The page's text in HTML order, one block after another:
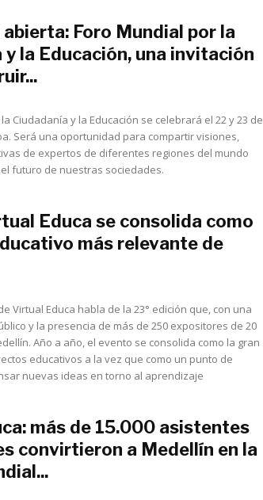
Foro Mundial por la
y la Educación, una invitación
Ciudadanía y la Educación se celebrará el 22 y 23 de
Será una oportunidad para compartir visiones,
de expertos de diferentes regiones del mundo
futuro de nuestras sociedades.
Educa se consolida como
más relevante de
Virtual Educa habla de la 23° edición que, con una
y la presencia de más de 250 expositores de 20
Año a año, el evento se consolida como la gran
educativos a la vez que como un punto de
nuevas ideas en torno al aprendizaje
más de 15.000 asistentes
convirtieron a Medellín en la